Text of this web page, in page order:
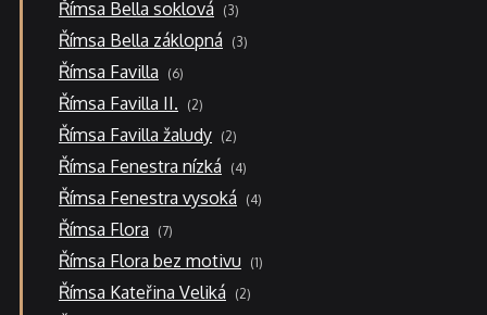
Římsa Bella soklová 3
produkty
Římsa Bella záklopná 33
produkty
Římsa Favilla 66
produktů
Římsa Favilla II. 22
produkty
Římsa Favilla žaludy 22
produkty
Římsa Fenestra nízká 44
produkty
Římsa Fenestra vysoká 44
produkty
Římsa Flora 77
produktů
Římsa Flora bez motivu 11
produkt
Římsa Kateřina Veliká 22
produkty